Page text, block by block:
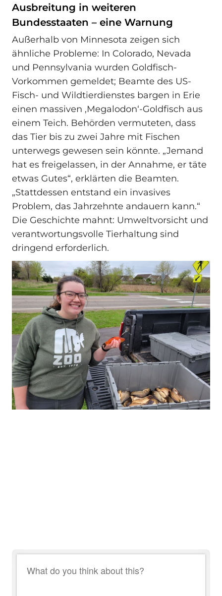
Ausbreitung in weiteren
Bundesstaaten – eine Warnung
Außerhalb von Minnesota zeigen sich
ähnliche Probleme: In Colorado, Nevada
und Pennsylvania wurden Goldfisch-
Vorkommen gemeldet; Beamte des US-
Fisch- und Wildtierdienstes bargen in Erie
einen massiven ‚Megalodon‘-Goldfisch aus
einem Teich. Behörden vermuteten, dass
das Tier bis zu zwei Jahre mit Fischen
unterwegs gewesen sein könnte. „Jemand
hat es freigelassen, in der Annahme, er täte
etwas Gutes“, erklärten die Beamten.
„Stattdessen entstand ein invasives
Problem, das Jahrzehnte andauern kann.“
Die Geschichte mahnt: Umweltvorsicht und
verantwortungsvolle Tierhaltung sind
dringend erforderlich.